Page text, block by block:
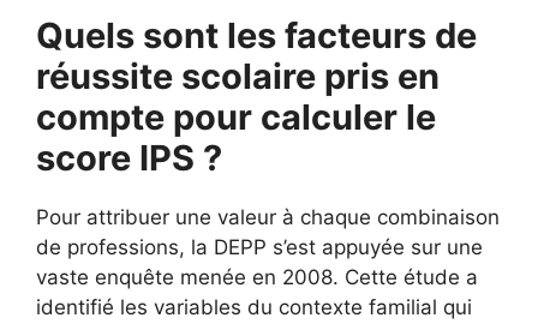
Quels sont les facteurs de
réussite scolaire pris en
compte pour calculer le
score IPS ?
Pour attribuer une valeur à chaque combinaison
de professions, la DEPP s’est appuyée sur une
vaste enquête menée en 2008. Cette étude a
identifié les variables du contexte familial qui